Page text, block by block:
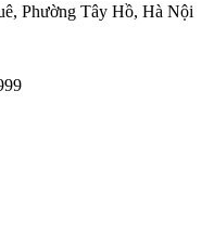
Phường Tây Hồ, Hà Nội